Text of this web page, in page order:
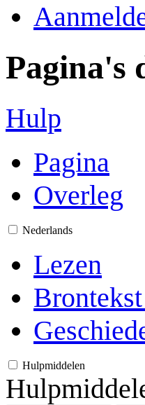
Pagina's
Hulp
Pagina
Overleg
Nederlands
Lezen
Hulpmiddelen